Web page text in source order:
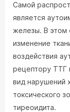
Самой
является
железы. В этом
изменение
воздействия
рецептору ТТГ
вид нарушений
токсического
тиреоидита.